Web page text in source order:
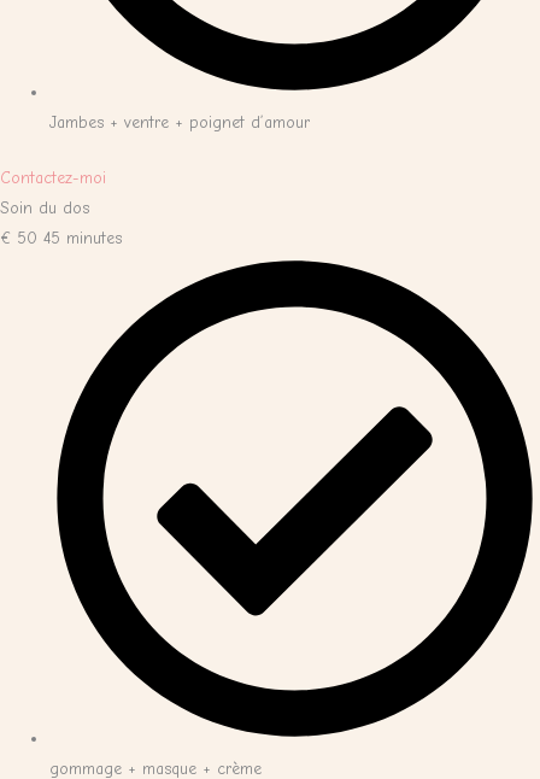
Jambes + ventre + poignet d’amour
Contactez-moi
Soin du dos
€ 50 45 minutes
gommage + masque + crème